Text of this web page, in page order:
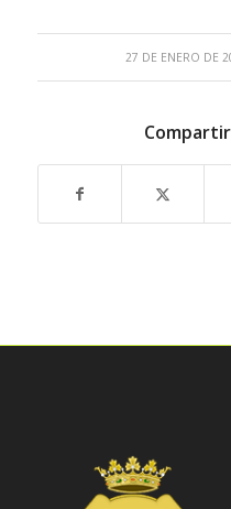
27 DE ENERO DE
/